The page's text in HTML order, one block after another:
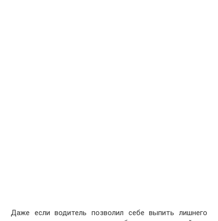
Даже если водитель позволил себе выпить лишнего